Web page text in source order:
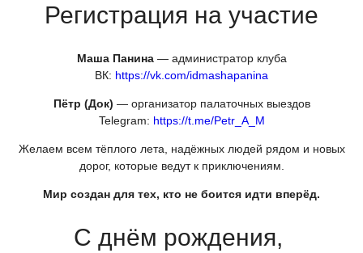
Регистрация на участие
Маша Панина— администратор клуба
ВК: https://vk.com/idmashapanina
Пётр (Док) — организатор палаточных выездов
Telegram: https://t.me/Petr_A_M
Желаем всем тёплого лета, надёжных людей рядом и новых
дорог, которые ведут к приключениям.
Мир создан для тех, кто не боится идти вперёд.
С днём рождения,